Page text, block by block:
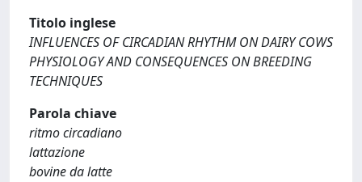
Titolo inglese
INFLUENCES OF CIRCADIAN RHYTHM ON DAIRY COWS
PHYSIOLOGY AND CONSEQUENCES ON BREEDING
TECHNIQUES
Parola chiave
ritmo circadiano
lattazione
bovine da latte